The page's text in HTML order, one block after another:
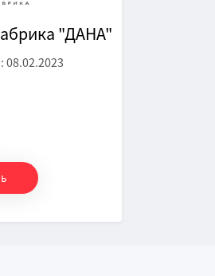
"ДАНА"
08.02.2023